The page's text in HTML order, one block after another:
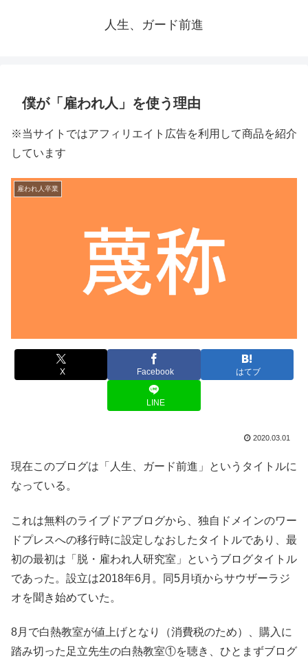
人生、ガード前進
僕が「雇われ人」を使う理由
※当サイトではアフィリエイト広告を利用して商品を紹介
しています
雇われ人卒業
X Facebook はてブ
LINE
2020.03.01
現在このブログは「人生、ガード前進」
というタイトルに
なっている。
これは無料のライブドアブログから、 独自ドメインのワー
ドプレスへの移行時に設定しなおしたタイトルであり、最
初の最初は「脱・雇われ人研究室」
というブログタイトル
であった。設立は2018年6月。
同5月頃からサウザーラジ
オを聞き始めていた。
8月で白熱教室が値上げとなり（消費税のため）、 購入に
踏み切った足立先生の白熱教室①を聴き、 ひとまずブログ